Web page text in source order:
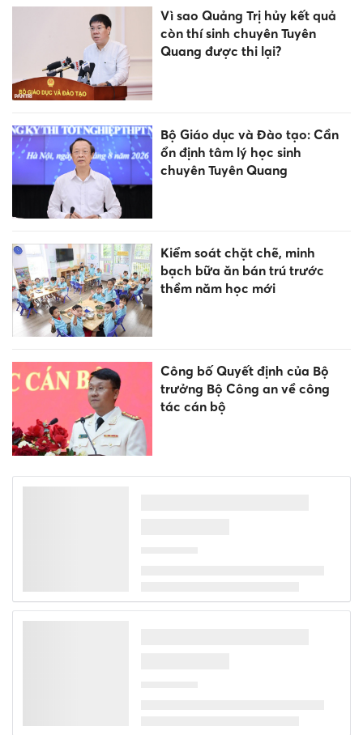
Vì sao Quảng Trị hủy kết quả
còn thí sinh chuyên Tuyên
Quang được thi lại?
Bộ Giáo dục và Đào tạo: Cần
ổn định tâm lý học sinh
chuyên Tuyên Quang
Kiểm soát chặt chẽ, minh
bạch bữa ăn bán trú trước
thềm năm học mới
Công bố Quyết định của Bộ
trưởng Bộ Công an về công
tác cán bộ
Học sinh TPHCM chưa biết bơi